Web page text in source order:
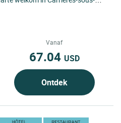
Vanaf
67.04 USD
Ontdek